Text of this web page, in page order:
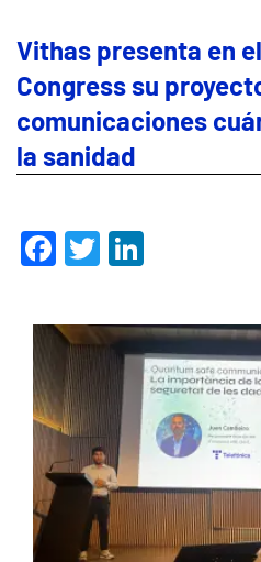
Vithas presenta en
Congress su
comunicaciones
la sanidad
Facebook
Twitter